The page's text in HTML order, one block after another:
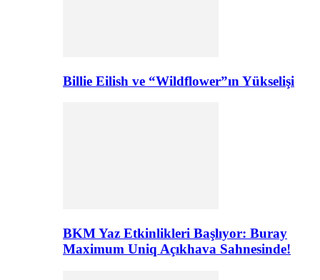
Billie Eilish ve “Wildflower”ın Yükselişi
BKM Yaz Etkinlikleri Başlıyor: Buray
Maximum Uniq Açıkhava Sahnesinde!